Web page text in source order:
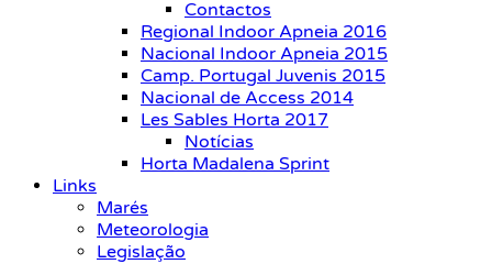
Contactos
Regional Indoor Apneia 2016
Nacional Indoor Apneia 2015
Camp. Portugal Juvenis 2015
Nacional de Access 2014
Les Sables Horta 2017
Notícias
Horta Madalena Sprint
Links
Marés
Meteorologia
Legislação